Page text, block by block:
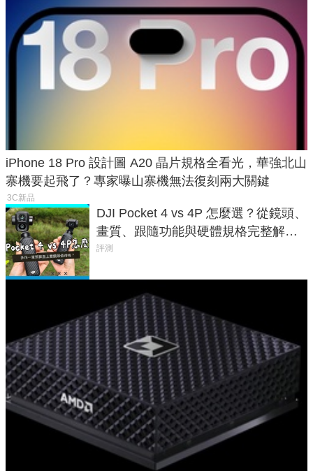
iPhone 18 Pro 設計圖 A20 晶片規格全看光，華強北山
寨機要起飛了？專家曝山寨機無法復刻兩大關鍵
3C新品
DJI Pocket 4 vs 4P 怎麼選？從鏡頭、
畫質、跟隨功能與硬體規格完整解
析，一次看懂兩台差異
評測